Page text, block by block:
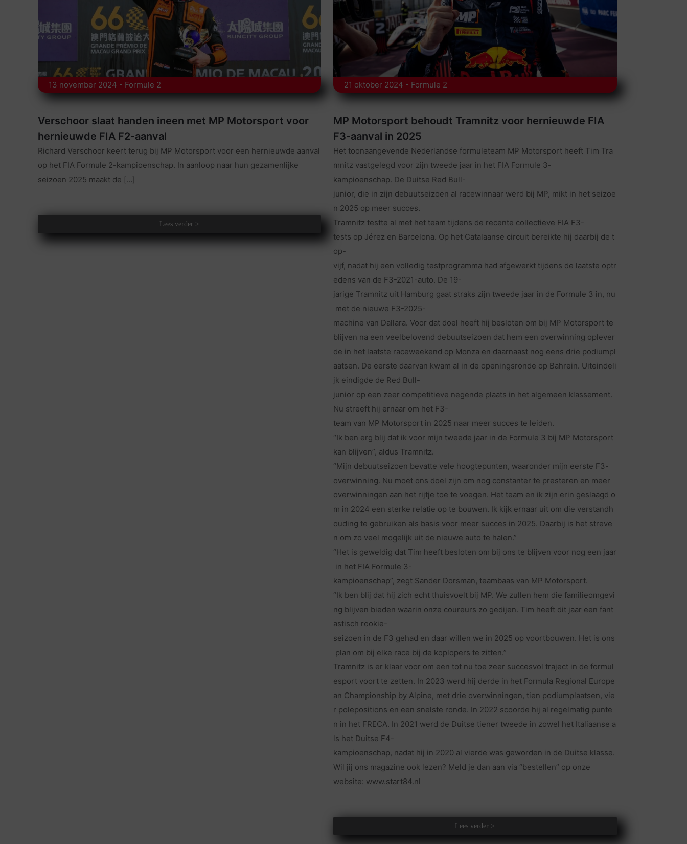
13 november 2024 - Formule 2
Verschoor slaat handen ineen met MP Motorsport voor
hernieuwde FIA F2-aanval
Richard Verschoor keert terug bij MP Motorsport voor een hernieuwde aanval
op het FIA Formule 2-kampioenschap. In aanloop naar hun gezamenlijke
seizoen 2025 maakt de […]
Lees verder >
21 oktober 2024 - Formule 2
MP Motorsport behoudt Tramnitz voor hernieuwde FIA
F3-aanval in 2025
Het toonaangevende Nederlandse formuleteam MP Motorsport heeft Tim Tra
mnitz vastgelegd voor zijn tweede jaar in het FIA Formule 3-
kampioenschap. De Duitse Red Bull-
junior, die in zijn debuutseizoen al racewinnaar werd bij MP, mikt in het seizoe
n 2025 op meer succes.
Tramnitz testte al met het team tijdens de recente collectieve FIA F3-
tests op Jérez en Barcelona. Op het Catalaanse circuit bereikte hij daarbij de t
op-
vijf, nadat hij een volledig testprogramma had afgewerkt tijdens de laatste optr
edens van de F3-2021-auto. De 19-
jarige Tramnitz uit Hamburg gaat straks zijn tweede jaar in de Formule 3 in, nu
met de nieuwe F3-2025-
machine van Dallara. Voor dat doel heeft hij besloten om bij MP Motorsport te
blijven na een veelbelovend debuutseizoen dat hem een overwinning oplever
de in het laatste raceweekend op Monza en daarnaast nog eens drie podiumpl
aatsen. De eerste daarvan kwam al in de openingsronde op Bahrein. Uiteindeli
jk eindigde de Red Bull-
junior op een zeer competitieve negende plaats in het algemeen klassement.
Nu streeft hij ernaar om het F3-
team van MP Motorsport in 2025 naar meer succes te leiden.
“Ik ben erg blij dat ik voor mijn tweede jaar in de Formule 3 bij MP Motorsport
kan blijven”, aldus Tramnitz.
“Mijn debuutseizoen bevatte vele hoogtepunten, waaronder mijn eerste F3-
overwinning. Nu moet ons doel zijn om nog constanter te presteren en meer
overwinningen aan het rijtje toe te voegen. Het team en ik zijn erin geslaagd o
m in 2024 een sterke relatie op te bouwen. Ik kijk ernaar uit om die verstandh
ouding te gebruiken als basis voor meer succes in 2025. Daarbij is het streve
n om zo veel mogelijk uit de nieuwe auto te halen.”
“Het is geweldig dat Tim heeft besloten om bij ons te blijven voor nog een jaar
in het FIA Formule 3-
kampioenschap”, zegt Sander Dorsman, teambaas van MP Motorsport.
“Ik ben blij dat hij zich echt thuisvoelt bij MP. We zullen hem die familieomgevi
ng blijven bieden waarin onze coureurs zo gedijen. Tim heeft dit jaar een fant
astisch rookie-
seizoen in de F3 gehad en daar willen we in 2025 op voortbouwen. Het is ons
plan om bij elke race bij de koplopers te zitten.”
Tramnitz is er klaar voor om een tot nu toe zeer succesvol traject in de formul
esport voort te zetten. In 2023 werd hij derde in het Formula Regional Europe
an Championship by Alpine, met drie overwinningen, tien podiumplaatsen, vie
r polepositions en een snelste ronde. In 2022 scoorde hij al regelmatig punte
n in het FRECA. In 2021 werd de Duitse tiener tweede in zowel het Italiaanse a
ls het Duitse F4-
kampioenschap, nadat hij in 2020 al vierde was geworden in de Duitse klasse.
Wil jij ons magazine ook lezen? Meld je dan aan via “bestellen” op onze
website: www.start84.nl
Lees verder >